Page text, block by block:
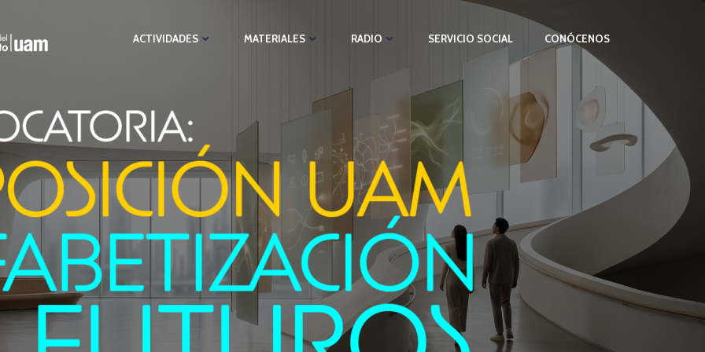
ACTIVIDADES MATERIALES RADIO SERVICIO SOCIAL CONÓCENOS